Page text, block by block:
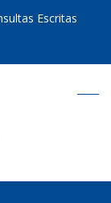
Escritas